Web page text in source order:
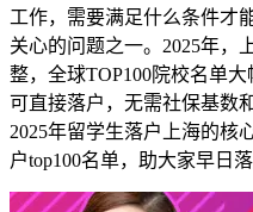
工作，需要满足什么条件才
关心的问题之一。2025年，
整，全球TOP100院校名单
可直接落户，无需社保基数
2025年留学生落户上海的核
户top100名单，助大家早日